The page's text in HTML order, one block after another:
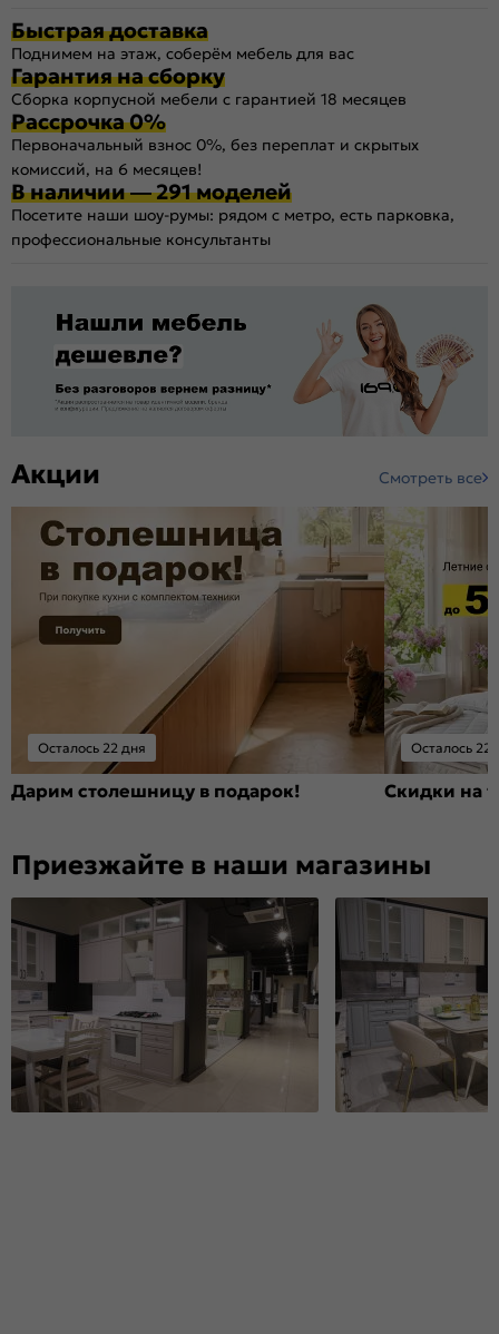
Быстрая доставка
Поднимем на этаж, соберём мебель для вас
Гарантия на сборку
Сборка корпусной мебели с гарантией 18 месяцев
Рассрочка 0%
Первоначальный взнос 0%, без переплат и скрытых
комиссий, на 6 месяцев!
В наличии — 291 моделей
Посетите наши шоу-румы: рядом с метро, есть парковка,
профессиональные консультанты
Акции Смотреть все
Осталось 22 дня
Дарим столешницу в подарок!
Осталось 22
Скидки на
Приезжайте в наши магазины